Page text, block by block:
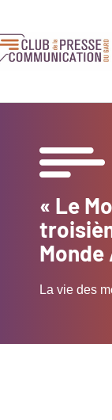
« Le
Monde
La vie des